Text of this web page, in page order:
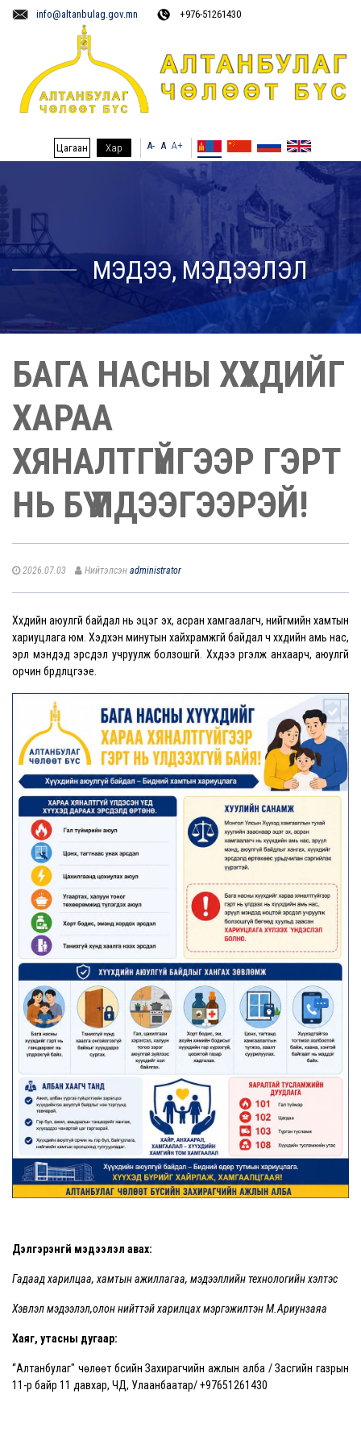
info@altanbulag.gov.mn +976-51261430
Цагаан Хар A- A A+
МЭДЭЭ, МЭДЭЭЛЭЛ
БАГА НАСНЫ ХҮҮХДИЙГ
ХАРАА
ХЯНАЛТГҮЙГЭЭР ГЭРТ
НЬ БҮҮ ҮЛДЭЭГЭЭРЭЙ!
2026.07.03 Нийтэлсэн administrator
Хүүхдийн аюулгүй байдал нь эцэг эх, асран хамгаалагч, нийгмийн хамтын
хариуцлага юм. Хэдхэн минутын хайхрамжгүй байдал ч хүүхдийн амь нас,
эрүүл мэндэд эрсдэл учруулж болзошгүй. Хүүхдээ үргэлж анхаарч, аюулгүй
орчин бүрдүүлцгээе.
Дэлгэрэнгүй мэдээлэл авах:
Гадаад харилцаа, хамтын ажиллагаа, мэдээллийн технологийн хэлтэс
Хэвлэл мэдээлэл,олон нийттэй харилцах мэргэжилтэн М.Ариунзаяа
Хаяг, утасны дугаар:
“Алтанбулаг" чөлөөт бүсийн Захирагчийн ажлын алба / Засгийн газрын
11-р байр 11 давхар, ЧД, Улаанбаатар/ +97651261430